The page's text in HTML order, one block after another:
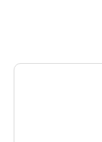
Mục Tiêu